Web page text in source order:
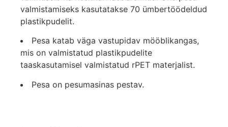
valmistamiseks kasutatakse 70 ümbertöödeldud
plastikpudelit.
Pesa katab väga vastupidav mööblikangas,
mis on valmistatud plastikpudelite
taaskasutamisel valmistatud rPET materjalist.
Pesa on pesumasinas pestav.